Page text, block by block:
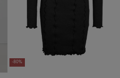
-80%